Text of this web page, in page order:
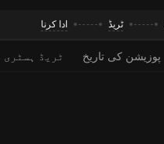
ٹریڈ ہسٹری پوزیشن کی تاریخ
ٹریڈ ادا کرنا